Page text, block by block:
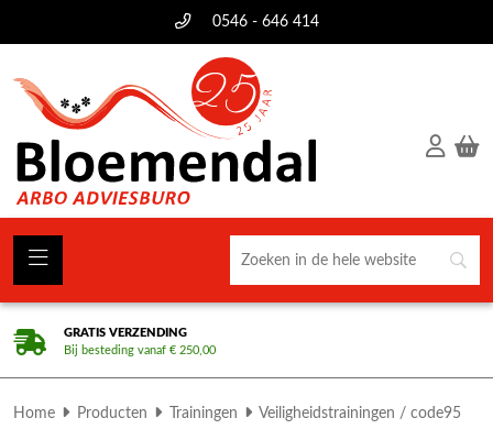
0546 - 646 414
GRATIS VERZENDING
Bij besteding vanaf € 250,00
Home Producten Trainingen
Veiligheidstrainingen / code95